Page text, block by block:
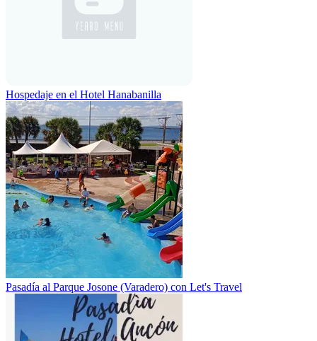
Hospedaje en el Hotel Hanabanilla
Pasadía al Parque Josone (Varadero) con Let's Travel